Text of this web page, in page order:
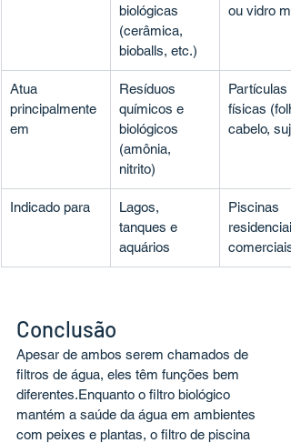
biológicas
(cerâmica,
bioballs, etc.)
ou vidro
Atua
principalmente
em
Resíduos
químicos e
biológicos
(amônia,
nitrito)
Partículas
físicas
cabelo,
Indicado para
Lagos,
tanques e
aquários
Piscinas
comerciais
Conclusão
Apesar de ambos serem chamados de
filtros de água, eles têm funções bem
diferentes.Enquanto o filtro biológico
mantém a saúde da água em ambientes
com peixes e plantas, o filtro de piscina